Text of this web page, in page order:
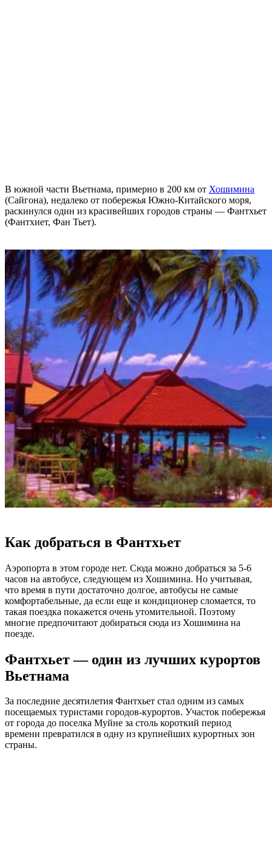
В южной части Вьетнама, примерно в 200 км от Хошимина
(Сайгона), недалеко от побережья Южно-Китайского моря,
раскинулся один из красивейших городов страны — Фантхьет
(Фантхиет, Фан Тьет).
Как добраться в Фантхьет
Аэропорта в этом городе нет. Сюда можно добраться за 5-6
часов на автобусе, следующем из Хошимина. Но учитывая,
что время в пути достаточно долгое, автобусы не самые
комфортабельные, да если еще и кондиционер сломается, то
такая поездка покажется очень утомительной. Поэтому
многие предпочитают добираться сюда из Хошимина на
поезде.
Фантхьет — один из лучших курортов
Вьетнама
За последние десятилетия Фантхьет стал одним из самых
посещаемых туристами городов-курортов. Участок побережья
от города до поселка Муйне за столь короткий период
времени превратился в одну из крупнейших курортных зон
страны.